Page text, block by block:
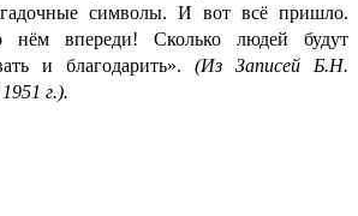
символы. И вот всё пришло.
нём впереди! Сколько людей будут
и благодарить». (Из Записей Б.Н.
г.).